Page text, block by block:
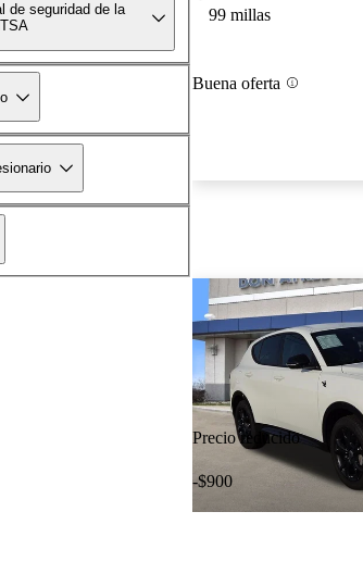
de seguridad de la
99 millas
Buena oferta
Precio reducido
-$900